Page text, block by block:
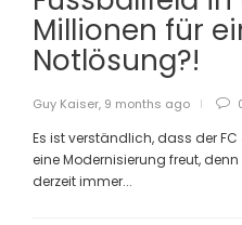
Millionen für
Notlösung?!
Guy Kaiser, 9 months ago
Es ist verständlich, dass der
eine Modernisierung freut,
derzeit immer...